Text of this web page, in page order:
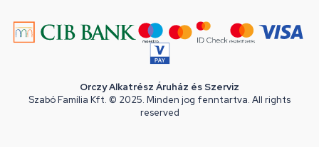
Orczy Alkatrész Áruház és Szerviz
Szabó Família Kft. © 2025. Minden jog fenntartva. All rights
reserved